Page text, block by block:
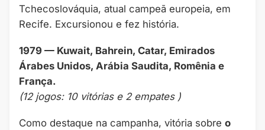
Tchecoslováquia, atual campeã europeia, em
Recife. Excursionou e fez história.
1979 — Kuwait, Bahrein, Catar, Emirados
Árabes Unidos, Arábia Saudita, Romênia e
França.
(12 jogos: 10 vitórias e 2 empates )
Como destaque na campanha, vitória sobre o